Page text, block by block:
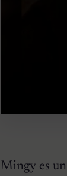
Mingy es